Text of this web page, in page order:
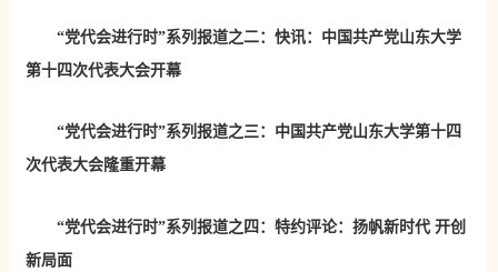
“党代会进行时”系列报道之二：快讯：中国共产党山东大学
第十四次代表大会开幕
“党代会进行时”系列报道之三：中国共产党山东大学第十四
次代表大会隆重开幕
“党代会进行时”系列报道之四：特约评论：扬帆新时代 开创
新局面